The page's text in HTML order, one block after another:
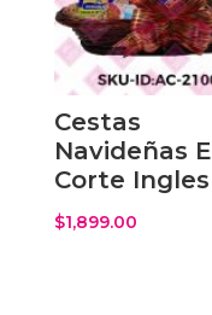
Cestas
Navideñas El
Corte Ingles
$1,899.00